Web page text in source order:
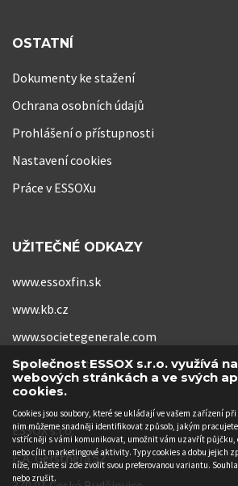
OSTATNÍ
Dokumenty ke stažení
Ochrana osobních údajů
Prohlášení o přístupnosti
Nastavení cookies
Práce v ESSOXu
UŽITEČNÉ ODKAZY
www.essoxfin.sk
www.kb.cz
www.societegenerale.com
www.kb-pojistovna.cz
ESSOX s.r.o.
F. A. Gerstnera 52
Společnost ESSOX s.r.o. využívá
webových stránkách a ve svých
cookies.
Cookies jsou soubory, které se ukládají ve vašem zařízení
nim můžeme snadněji identifikovat způsob, jakým
vstřícněji s vámi komunikovat, umožnit vám uzavřít půjčku,
nebo cílit marketingové aktivity. Typy cookies a dobu jejich
níže, můžete si zde zvolit svou preferovanou variantu.
nebo zrušit.